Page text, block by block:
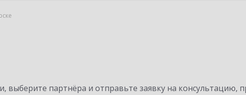
партнёра и отправьте заявку на консультацию,